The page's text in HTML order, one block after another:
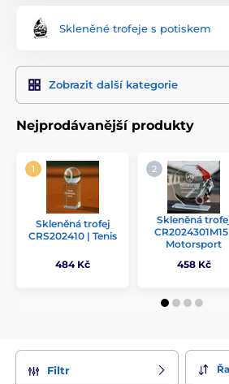
Skleněné trofeje s potiskem
Zobrazit další kategorie
Nejprodávanější produkty
Skleněná trofej
CRS202410 | Tenis
484 Kč
Skleněná
Motorsport
458 Kč
Filtr